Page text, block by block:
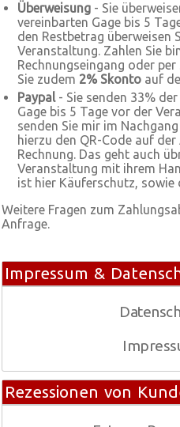
Überweisung - Sie
vereinbarten Gage bis 5
den Restbetrag überweisen
Veranstaltung. Zahlen Sie
Rechnungseingang oder
Sie zudem 2% Skonto auf
Paypal- Sie senden 33%
Gage bis 5 Tage vor der
senden Sie mir im
hierzu den QR-Code auf
Rechnung. Das geht auch
Veranstaltung mit ihrem
ist hier Käuferschutz,
Weitere Fragen zum
Anfrage.
Impressum &
Rezessionen von